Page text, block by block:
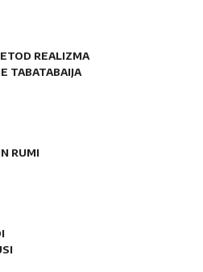
REALIZMA
TABATABAIJA
RUMI